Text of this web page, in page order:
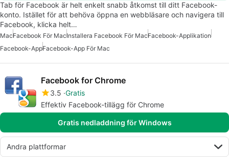
Tab för Facebook är helt enkelt snabb åtkomst till ditt Facebook-
konto. Istället för att behöva öppna en webbläsare och navigera till
Facebook, klicka helt…
MacFacebook För MacInstallera Facebook För MacFacebook-Applikation
Facebook-AppFacebook-App För Mac
Facebook for Chrome
3.5 Gratis
Effektiv Facebook-tillägg för Chrome
Gratis nedladdning för Windows
Andra plattformar